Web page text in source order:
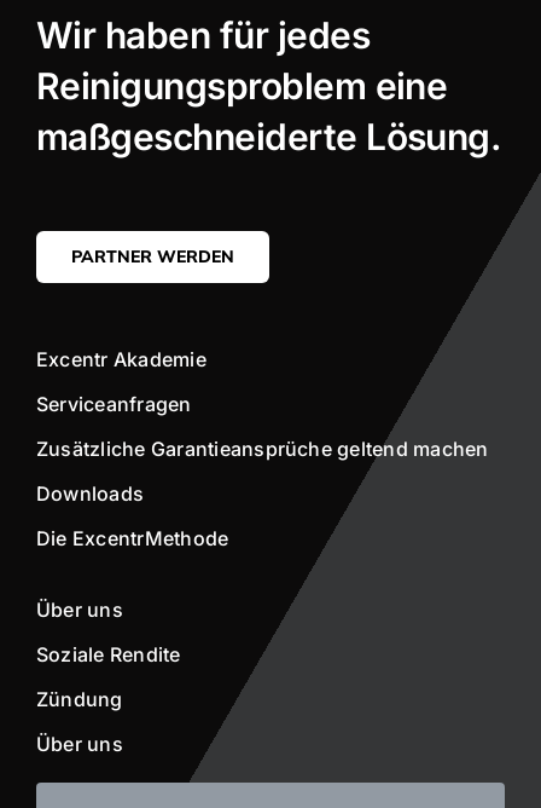
Wir haben für jedes
Reinigungsproblem eine
maßgeschneiderte Lösung.
PARTNER WERDEN
Excentr Akademie
Serviceanfragen
Zusätzliche Garantieansprüche geltend machen
Downloads
Die ExcentrMethode
Über uns
Soziale Rendite
Zündung
Über uns